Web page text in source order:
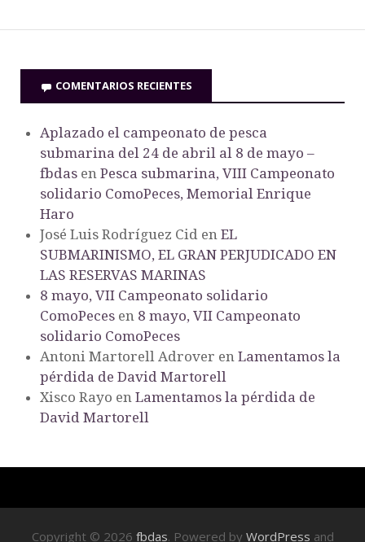
COMENTARIOS RECIENTES
Aplazado el campeonato de pesca
submarina del 24 de abril al 8 de mayo –
fbdas en Pesca submarina, VIII Campeonato
solidario ComoPeces, Memorial Enrique
Haro
José Luis Rodríguez Cid en EL
SUBMARINISMO, EL GRAN PERJUDICADO EN
LAS RESERVAS MARINAS
8 mayo, VII Campeonato solidario
ComoPeces en 8 mayo, VII Campeonato
solidario ComoPeces
Antoni Martorell Adrover en Lamentamos la
pérdida de David Martorell
Xisco Rayo en Lamentamos la pérdida de
David Martorell
Copyright © 2026 fbdas. Powered by WordPress and